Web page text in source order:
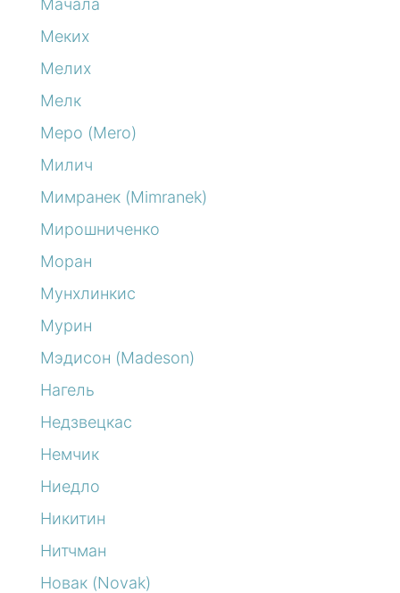
Меких
Мелих
Мелк
Меро (Mero)
Милич
Мимранек (Mimranek)
Мирошниченко
Моран
Мунхлинкис
Мурин
Мэдисон (Madeson)
Нагель
Недзвецкас
Немчик
Ниедло
Никитин
Нитчман
Новак (Novak)